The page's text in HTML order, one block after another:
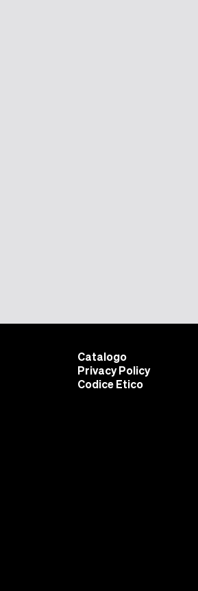
Catalogo
Privacy Policy
Codice Etico